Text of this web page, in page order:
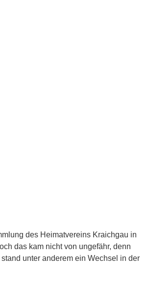
des Heimatvereins Kraichgau in
das kam nicht von ungefähr, denn
unter anderem ein Wechsel in der